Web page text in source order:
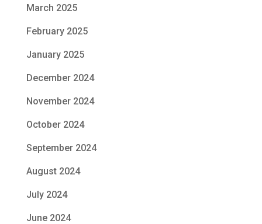
March 2025
February 2025
January 2025
December 2024
November 2024
October 2024
September 2024
August 2024
July 2024
June 2024